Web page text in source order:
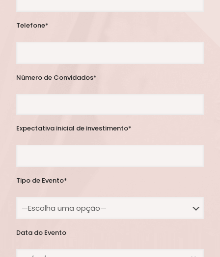
Telefone*
Número de Convidados*
Expectativa inicial de investimento*
Tipo de Evento*
Data do Evento